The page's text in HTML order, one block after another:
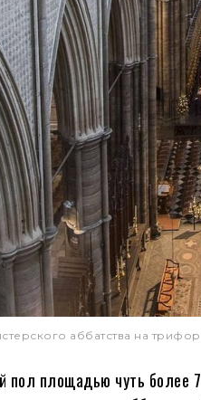
аббатства на
пол площадью чуть более